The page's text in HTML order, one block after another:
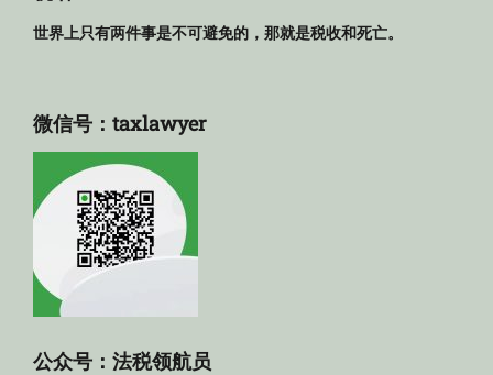
世界上只有两件事是不可避免的，那就是税收和死亡。
微信号：taxlawyer
公众号：法税领航员